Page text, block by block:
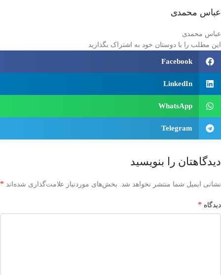
عباس محمدی
عباس محمدی
این مطلب را با دوستان خود به اشتراک بگذارید
Facebook
LinkedIn
WhatsApp
Telegram
دیدگاهتان را بنویسید
نشانی ایمیل شما منتشر نخواهد شد. بخش‌های موردنیاز علامت‌گذاری شده‌اند *
دیدگاه *